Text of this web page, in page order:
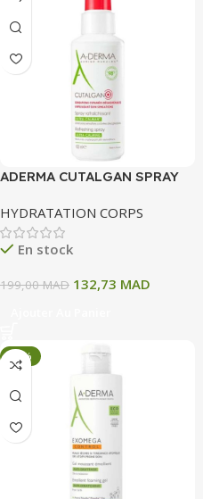
ADERMA CUTALGAN SPRAY
CALMANT 100 ML
HYDRATATION CORPS
En stock
199,00MAD 132,73 MAD
-33%